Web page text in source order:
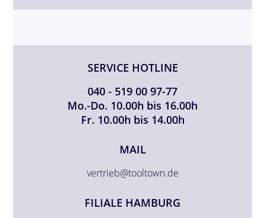
SERVICE HOTLINE
040 - 519 00 97-77
Mo.-Do. 10.00h bis 16.00h
Fr. 10.00h bis 14.00h
MAIL
vertrieb@tooltown.de
FILIALE HAMBURG